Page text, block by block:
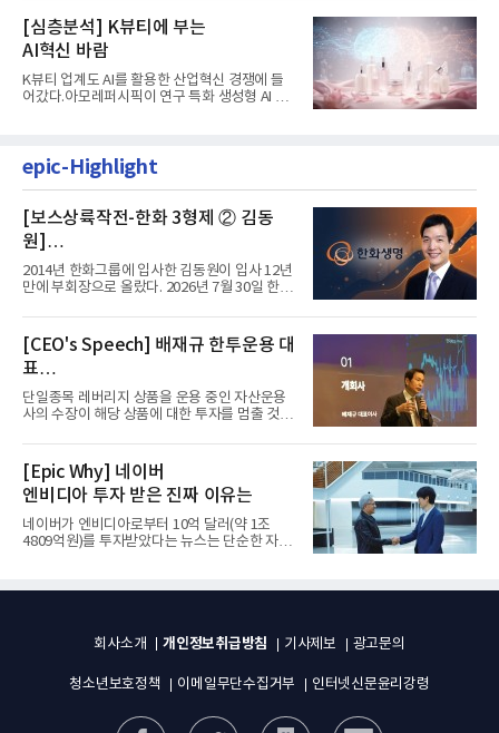
[심층분석] K뷰티에 부는
AI혁신 바람
K뷰티 업계도 AI를 활용한 산업혁신 경쟁에 들
어갔다.아모레퍼시픽이 연구 특화 생성형 AI 플
epic-Highlight
[보스상륙작전-한화 3형제 ② 김동
원]
입사 12년 만에 금융계열 수장 등극
2014년 한화그룹에 입사한 김동원이 입사 12년
만에 부회장으로 올랐다. 2026년 7월 30일 한화
[CEO's Speech] 배재규 한투운용 대
표
“개별종목 레버리지 투자 지금이라도
멈춰라”
단일종목 레버리지 상품을 운용 중인 자산운용
사의 수장이 해당 상품에 대한 투자를 멈출 것을
[Epic Why] 네이버
엔비디아 투자 받은 진짜 이유는
네이버가 엔비디아로부터 10억 달러(약 1조
4809억원)를 투자받았다는 뉴스는 단순한 자금
회사소개 개인정보취급방침 기사제보 광고문의
청소년보호정책 이메일무단수집거부 인터넷신문윤리강령